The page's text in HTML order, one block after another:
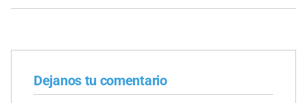
Dejanos tu comentario